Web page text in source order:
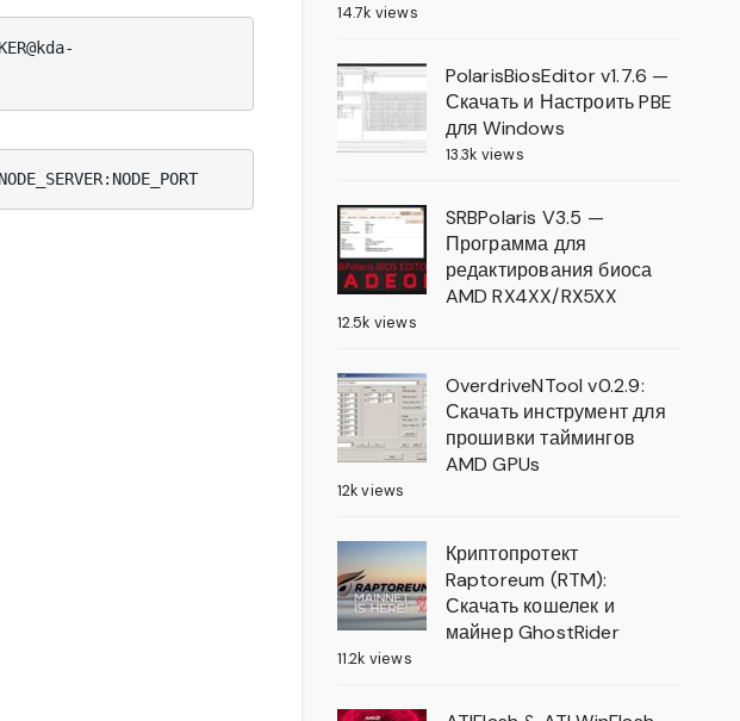
14.7k views
PolarisBiosEditor v1.7.6 —
Скачать и Настроить PBE
для Windows
13.3k views
SRBPolaris V3.5 —
Программа для
редактирования биоса
AMD RX4XX/RX5XX
12.5k views
OverdriveNTool v0.2.9:
Скачать инструмент для
прошивки таймингов
AMD GPUs
12k views
Криптопротект
Raptoreum (RTM):
Скачать кошелек и
майнер GhostRider
11.2k views